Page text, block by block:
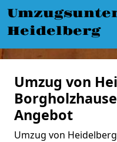
Heidelberg
Umzug von
Angebot
Umzug von